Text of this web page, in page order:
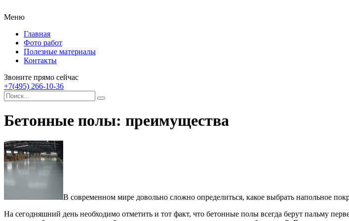
Меню
Главная
Фото работ
Полезные материалы
Контакты
Звоните прямо сейчас
+7(495) 266-10-36
Бетонные полы: преимущества
В современном мире довольно сложно определиться, какое выбрать напольное
На сегодняшний день необходимо отметить и тот факт, что бетонные полы всегда берут пальму